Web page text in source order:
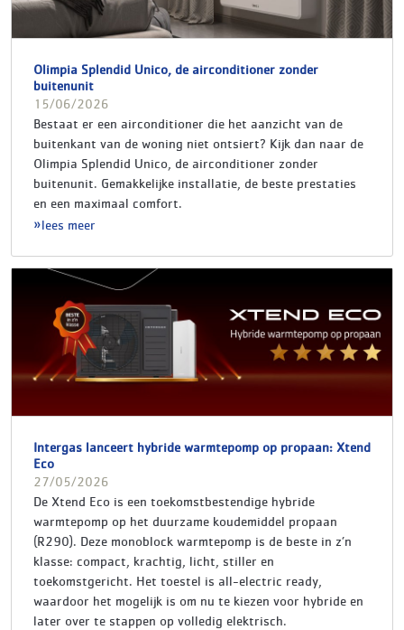
Olimpia Splendid Unico, de airconditioner zonder
buitenunit
15/06/2026
Bestaat er een airconditioner die het aanzicht van de
buitenkant van de woning niet ontsiert? Kijk dan naar de
Olimpia Splendid Unico, de airconditioner zonder
buitenunit. Gemakkelijke installatie, de beste prestaties
en een maximaal comfort.
lees meer
Intergas lanceert hybride warmtepomp op propaan: Xtend
Eco
27/05/2026
De Xtend Eco is een toekomstbestendige hybride
warmtepomp op het duurzame koudemiddel propaan
(R290). Deze monoblock warmtepomp is de beste in z’n
klasse: compact, krachtig, licht, stiller en
toekomstgericht. Het toestel is all-electric ready,
waardoor het mogelijk is om nu te kiezen voor hybride en
later over te stappen op volledig elektrisch.